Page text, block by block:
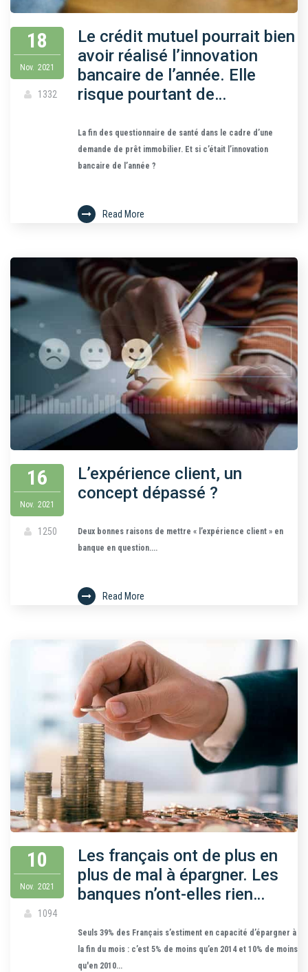
18
Nov. 2021
1332
Le crédit mutuel pourrait bien
avoir réalisé l’innovation
bancaire de l’année. Elle
risque pourtant de…
La fin des questionnaire de santé dans le cadre d’une
demande de prêt immobilier. Et si c’était l’innovation
bancaire de l’année ?
Read More
16
Nov. 2021
1250
L’expérience client, un
concept dépassé ?
Deux bonnes raisons de mettre « l’expérience client » en
banque en question....
Read More
10
Nov. 2021
1094
Les français ont de plus en
plus de mal à épargner. Les
banques n’ont-elles rien…
Seuls 39% des Français s’estiment en capacité d’épargner à
la fin du mois : c’est 5% de moins qu’en 2014 et 10% de moins
qu'en 2010...